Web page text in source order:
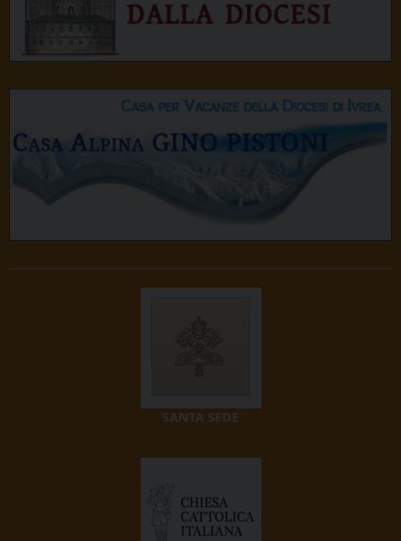
SANTA SEDE